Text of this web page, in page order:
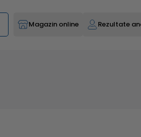
Magazin online Rezultate